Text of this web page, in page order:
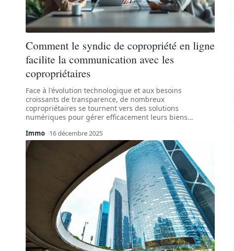
Comment le syndic de copropriété en ligne
facilite la communication avec les
copropriétaires
Face à l'évolution technologique et aux besoins
croissants de transparence, de nombreux
copropriétaires se tournent vers des solutions
numériques pour gérer efficacement leurs biens…
Immo 16 décembre 2025